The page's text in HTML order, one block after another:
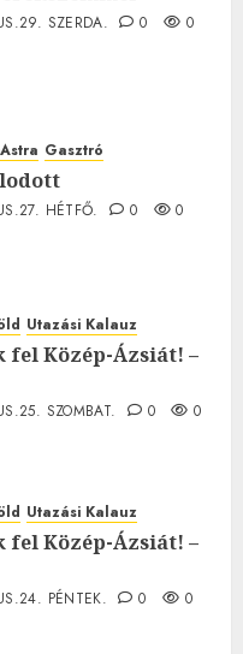
SZERDA. 0 0
Gasztró
HÉTFŐ. 0 0
Utazási Kalauz
fel Közép-Ázsiát! –
SZOMBAT. 0 0
Utazási Kalauz
fel Közép-Ázsiát! –
PÉNTEK. 0 0